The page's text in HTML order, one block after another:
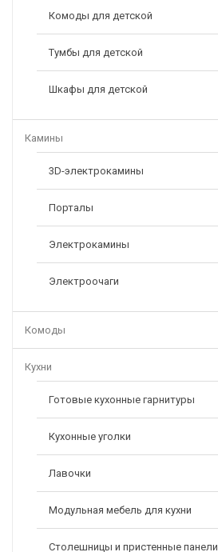
Комоды для детской
Тумбы для детской
Шкафы для детской
Камины
3D-электрокамины
Порталы
Электрокамины
Электроочаги
Комоды
Кухни
Готовые кухонные гарнитуры
Кухонные уголки
Лавочки
Модульная мебель для кухни
Столешницы и пристенные панели